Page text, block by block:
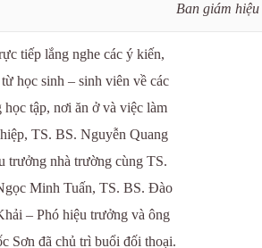
Ban giám
tiếp lắng nghe các ý kiến,
học sinh – sinh viên về các
học tập, nơi ăn ở và việc làm
TS. BS. Nguyễn Quang
trưởng nhà trường cùng TS.
Minh Tuấn, TS. BS. Đào
– Phó hiệu trưởng và ông
Sơn đã chủ trì buổi đối thoại.